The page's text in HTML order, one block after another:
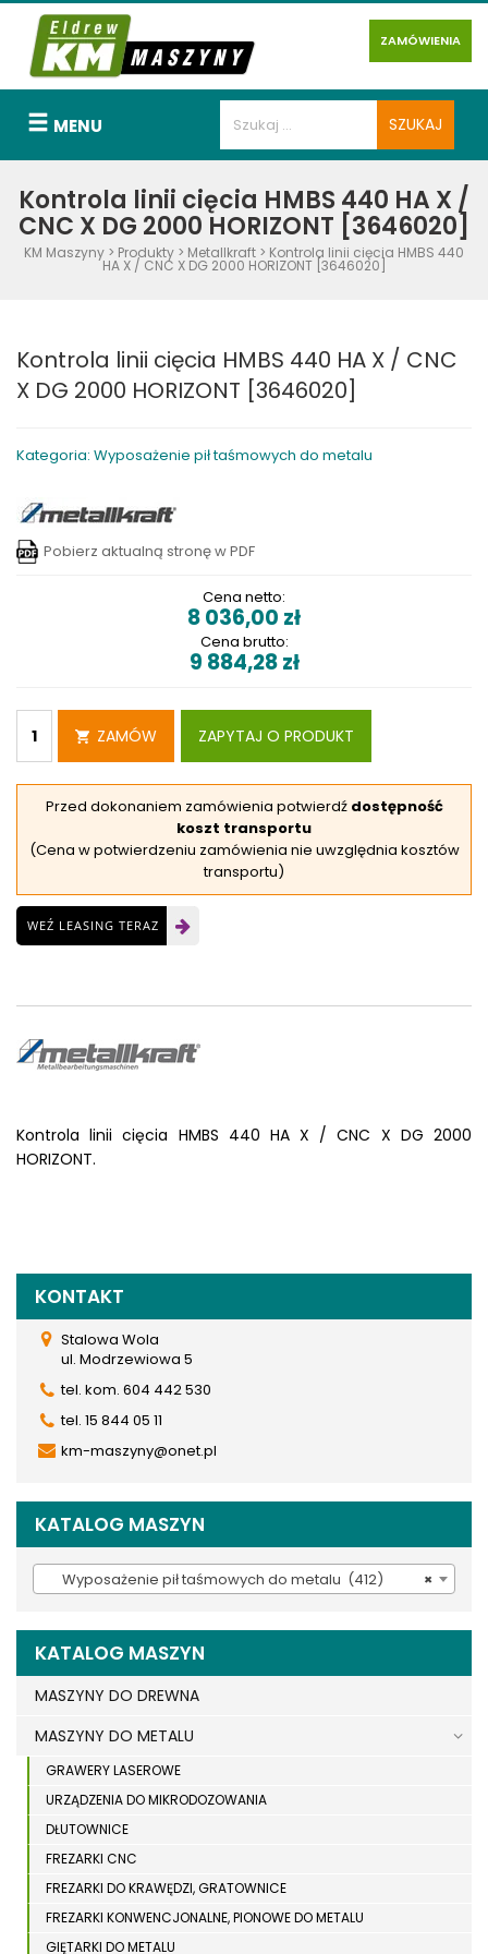
ZAMÓWIENIA
MENU
Kontrola linii cięcia HMBS 440 HA X /
CNC X DG 2000 HORIZONT [3646020]
KM Maszyny > Produkty > Metallkraft > Kontrola linii cięcia HMBS 440
HA X / CNC X DG 2000 HORIZONT [3646020]
Kontrola linii cięcia HMBS 440 HA X / CNC
X DG 2000 HORIZONT [3646020]
Kategoria: Wyposażenie pił taśmowych do metalu
Pobierz aktualną stronę w PDF
Cena netto:
8 036,00 zł
Cena brutto:
9 884,28zł
ZAMÓW ZAPYTAJ O PRODUKT
Przed dokonaniem zamówienia potwierdź dostępność
koszt transportu
(Cena w potwierdzeniu zamówienia nie uwzględnia kosztów
transportu)
WEŹ LEASING TERAZ
Kontrola linii cięcia HMBS 440 HA X / CNC X DG 2000
HORIZONT.
KONTAKT
Stalowa Wola
ul. Modrzewiowa 5
tel. kom. 604 442 530
tel. 15 844 05 11
km-maszyny@onet.pl
KATALOG MASZYN
×
Wyposażenie pił taśmowych do metalu (412)
KATALOG MASZYN
MASZYNY DO DREWNA
MASZYNY DO METALU
GRAWERY LASEROWE
URZĄDZENIA DO MIKRODOZOWANIA
DŁUTOWNICE
FREZARKI CNC
FREZARKI DO KRAWĘDZI, GRATOWNICE
FREZARKI KONWENCJONALNE, PIONOWE DO METALU
GIĘTARKI DO METALU